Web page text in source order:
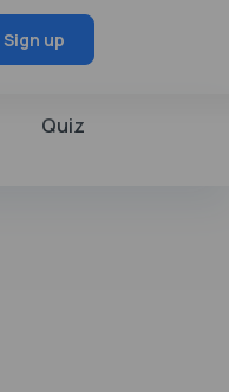
Sign up
Quiz